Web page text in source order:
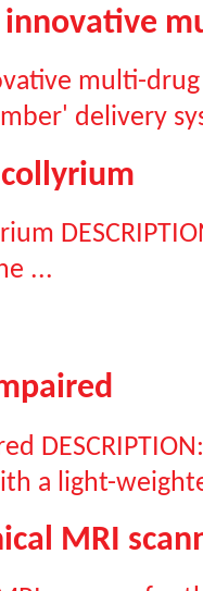
innovative
multi-
delivery
collyrium
...
a light-
MRI